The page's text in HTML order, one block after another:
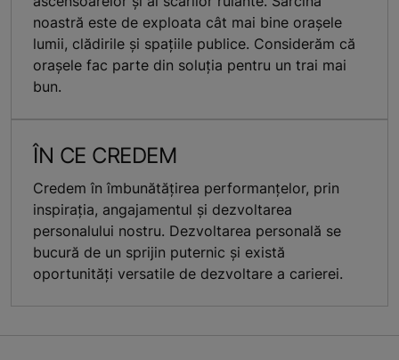
noastră este de exploata cât mai bine orașele
lumii, clădirile și spațiile publice. Considerăm că
orașele fac parte din soluția pentru un trai mai
bun.
ÎN CE CREDEM
Credem în îmbunătăţirea performanţelor, prin
inspirația, angajamentul și dezvoltarea
personalului nostru. Dezvoltarea personală se
bucură de un sprijin puternic și există
oportunități versatile de dezvoltare a carierei.